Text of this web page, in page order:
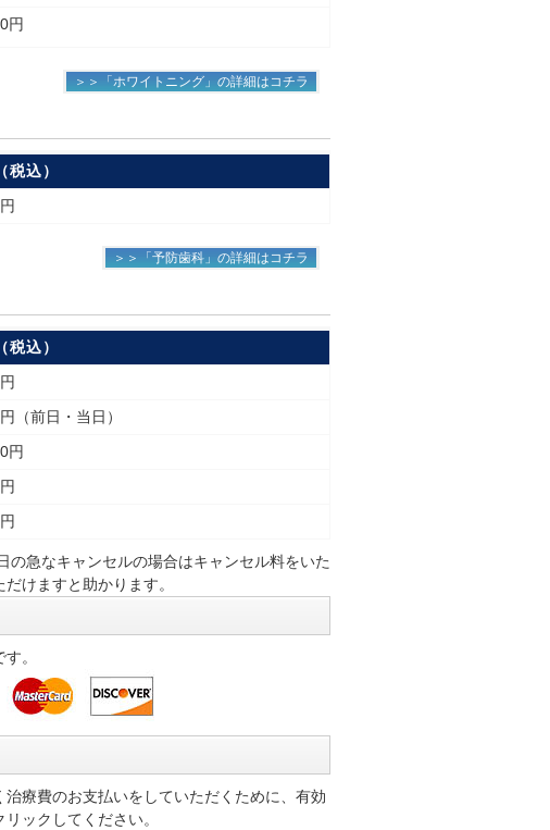
円
＞＞「ホワイトニング」の詳細はコチラ
税込）
＞＞「予防歯科」の詳細はコチラ
税込）
（前日・当日）
円
急なキャンセルの場合はキャンセル料をいた
けますと助かります。
。
療費のお支払いをしていただくために、有効
ックしてください。